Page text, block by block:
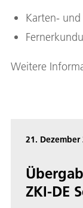
Karten-
Weitere
21. Dezember
ZKI-DE